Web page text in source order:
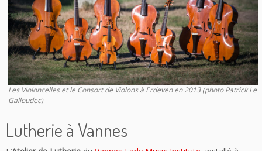
Les Violoncelles et le Consort de Violons à Erdeven en 2013 (photo Patrick Le
Galloudec)
Lutherie à Vannes